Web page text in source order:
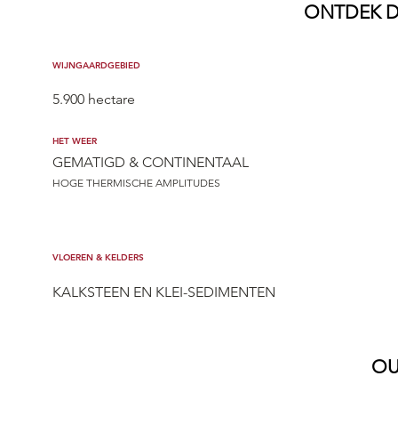
ONTDEK
WIJNGAARDGEBIED
5.900 hectare
HET WEER
GEMATIGD & CONTINENTAAL
HOGE THERMISCHE AMPLITUDES
VLOEREN & KELDERS
KALKSTEEN EN KLEI-SEDIMENTEN